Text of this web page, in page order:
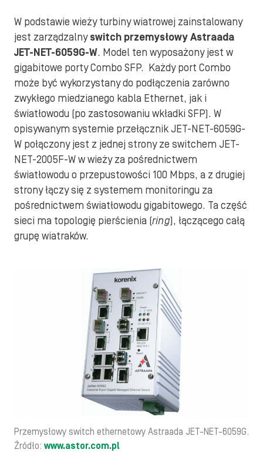
W podstawie wieży turbiny wiatrowej zainstalowany
jest zarządzalnyswitch przemysłowy Astraada
JET-NET-6059G-W. Model ten wyposażony jest w
gigabitowe porty Combo SFP. Każdy port Combo
może być wykorzystany do podłączenia zarówno
zwykłego miedzianego kabla Ethernet, jak i
światłowodu (po zastosowaniu wkładki SFP). W
opisywanym systemie przełącznik JET-NET-6059G-
W połączony jest z jednej strony ze switchem JET-
NET-2005F-W w wieży za pośrednictwem
światłowodu o przepustowości 100 Mbps, a z drugiej
strony łączy się z systemem monitoringu za
pośrednictwem światłowodu gigabitowego. Ta część
sieci ma topologię pierścienia (ring), łączącego całą
grupę wiatraków.
Przemysłowy switch ethernetowy Astraada JET-NET-6059G.
Źródło: www.astor.com.pl